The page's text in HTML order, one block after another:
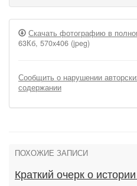
Скачать фотографию в
63Кб, 570x406 (jpeg)
Сообщить о нарушении
содержании
ПОХОЖИЕ ЗАПИСИ
Краткий очерк о